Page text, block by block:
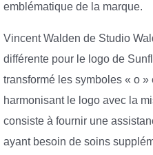
emblématique de la marque.
Vincent Walden de Studio
différente pour le logo de
transformé les symboles « o
harmonisant le logo avec la
consiste à fournir une
ayant besoin de soins